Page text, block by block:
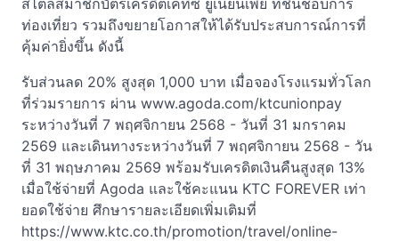
ท่องเที่ยว รวมถึงขยายโอกาสให้ได้รับประสบการณ์การที่
คุ้มค่ายิ่งขึ้น ดังนี้
รับส่วนลด 20% สูงสุด 1,000 บาท เมื่อจองโรงแรมทั่วโลก
ที่ร่วมรายการ ผ่าน www.agoda.com/ktcunionpay
ระหว่างวันที่ 7 พฤศจิกายน 2568 - วันที่ 31 มกราคม
2569 และเดินทางระหว่างวันที่ 7 พฤศจิกายน 2568 - วัน
ที่ 31 พฤษภาคม 2569 พร้อมรับเครดิตเงินคืนสูงสุด 13%
เมื่อใช้จ่ายที่ Agoda และใช้คะแนน KTC FOREVER เท่า
ยอดใช้จ่าย ศึกษารายละเอียดเพิ่มเติมที่
https://www.ktc.co.th/promotion/travel/online-